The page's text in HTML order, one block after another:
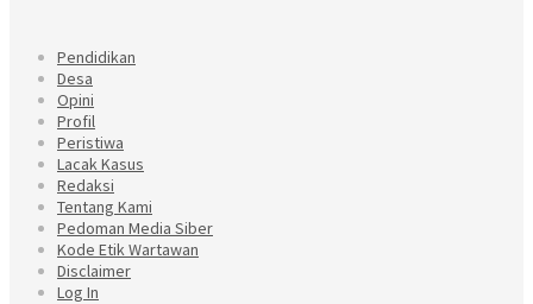
Pendidikan
Desa
Opini
Profil
Peristiwa
Lacak Kasus
Redaksi
Tentang Kami
Pedoman Media Siber
Kode Etik Wartawan
Disclaimer
Log In